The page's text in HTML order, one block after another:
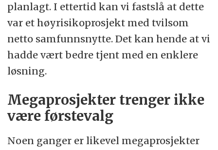
planlagt. I ettertid kan vi fastslå at dette
var et høyrisikoprosjekt med tvilsom
netto samfunnsnytte. Det kan hende at vi
hadde vært bedre tjent med en enklere
løsning.
Megaprosjekter trenger ikke
være førstevalg
Noen ganger er likevel megaprosjekter